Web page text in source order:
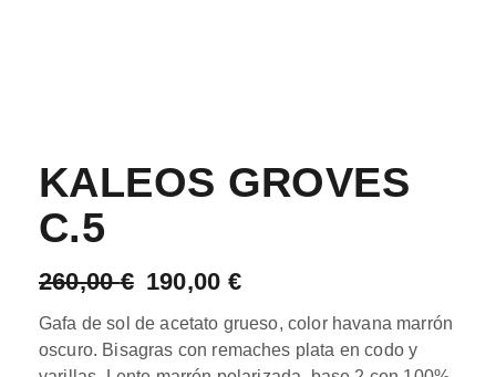
KALEOS GROVES
C.5
260,00€ 190,00 €
Gafa de sol de acetato grueso, color havana marrón
oscuro. Bisagras con remaches plata en codo y